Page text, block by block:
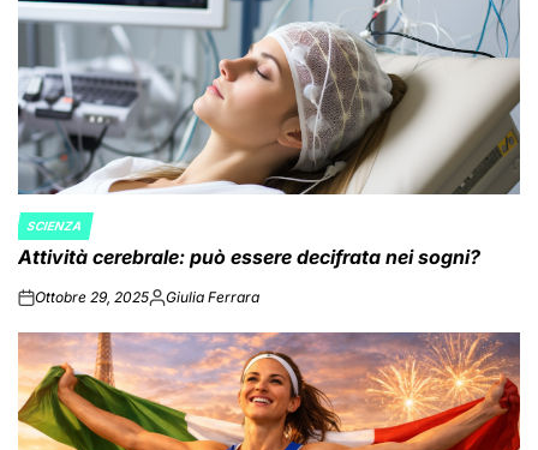
POSTED
IN
SCIENZA
Attività cerebrale: può essere decifrata nei sogni?
onOttobre 29, 2025Posted
Giulia Ferrara